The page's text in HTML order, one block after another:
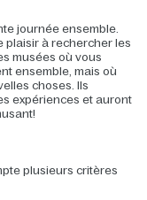
journée ensemble.
plaisir à rechercher les
musées où vous
ensemble, mais où
choses. Ils
expériences et auront
plusieurs critères